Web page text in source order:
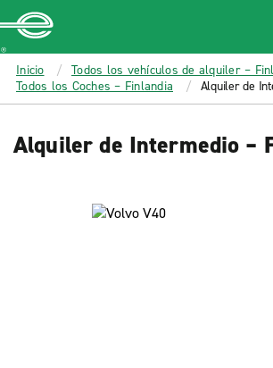
MAIN
CONTENT
Enterprise
Inicio
Todos los vehículos de alquiler –
Todos los Coches – Finlandia
Alquiler de
Alquiler de Intermedio –